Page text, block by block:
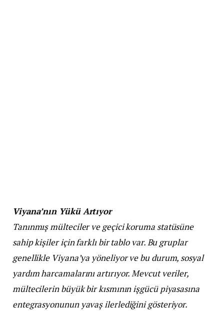
Viyana’nın Yükü Artıyor
Tanınmış mülteciler ve geçici koruma statüsüne
sahip kişiler için farklı bir tablo var. Bu gruplar
genellikle Viyana’ya yöneliyor ve bu durum, sosyal
yardım harcamalarını artırıyor. Mevcut veriler,
mültecilerin büyük bir kısmının işgücü piyasasına
entegrasyonunun yavaş ilerlediğini gösteriyor.